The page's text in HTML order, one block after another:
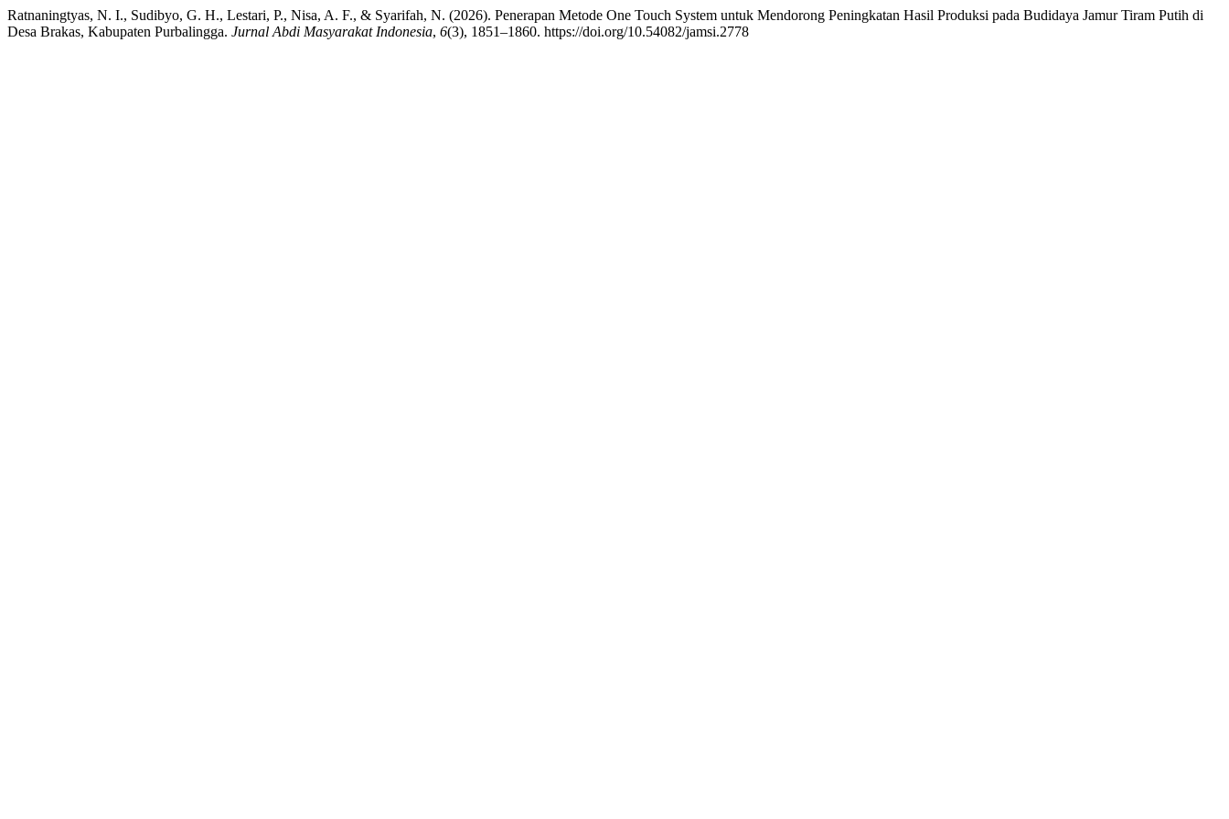
Ratnaningtyas, N. I., Sudibyo, G. H., Lestari, P., Nisa, A. F., & Syarifah, N. (2026). Penerapan Metode One Touch System untuk Mendorong Peningkatan Hasil Produksi pada Budidaya Jamur Tiram Putih di
Desa Brakas, Kabupaten Purbalingga. Jurnal Abdi Masyarakat Indonesia, 6(3), 1851–1860. https://doi.org/10.54082/jamsi.2778